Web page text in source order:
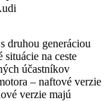
druhou generáciou
na ceste
účastníkov
– naftové verzie
verzie majú